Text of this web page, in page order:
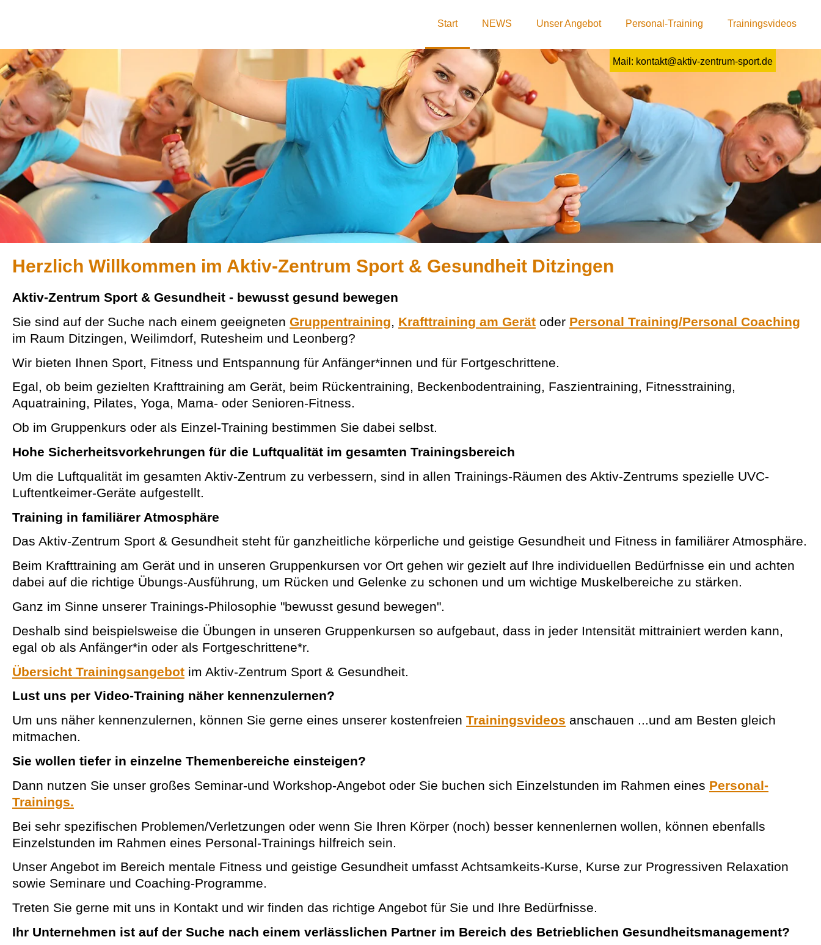
Start NEWS Unser Angebot Personal-Training
Trainingsvideos
Mail: kontakt@aktiv-zentrum-sport.de
Herzlich Willkommen im Aktiv-Zentrum Sport & Gesundheit Ditzingen
Aktiv-Zentrum Sport & Gesundheit - bewusst gesund bewegen
Sie sind auf der Suche nach einem geeigneten Gruppentraining, Krafttraining am Gerät oder Personal Training/Personal Coaching
im Raum Ditzingen, Weilimdorf, Rutesheim und Leonberg?
Wir bieten Ihnen Sport, Fitness und Entspannung für Anfänger*innen und für Fortgeschrittene.
Egal, ob beim gezielten Krafttraining am Gerät, beim Rückentraining, Beckenbodentraining, Faszientraining, Fitnesstraining,
Aquatraining, Pilates, Yoga, Mama- oder Senioren-Fitness.
Ob im Gruppenkurs oder als Einzel-Training bestimmen Sie dabei selbst.
Hohe Sicherheitsvorkehrungen für die Luftqualität im gesamten Trainingsbereich
Um die Luftqualität im gesamten Aktiv-Zentrum zu verbessern, sind in allen Trainings-Räumen des Aktiv-Zentrums spezielle UVC-
Luftentkeimer-Geräte aufgestellt.
Training in familiärer Atmosphäre
Das Aktiv-Zentrum Sport & Gesundheit steht für ganzheitliche körperliche und geistige Gesundheit und Fitness in familiärer Atmosphäre.
Beim Krafttraining am Gerät und in unseren Gruppenkursen vor Ort gehen wir gezielt auf Ihre individuellen Bedürfnisse ein und achten
dabei auf die richtige Übungs-Ausführung, um Rücken und Gelenke zu schonen und um wichtige Muskelbereiche zu stärken.
Ganz im Sinne unserer Trainings-Philosophie "bewusst gesund bewegen".
Deshalb sind beispielsweise die Übungen in unseren Gruppenkursen so aufgebaut, dass in jeder Intensität mittrainiert werden kann,
egal ob als Anfänger*in oder als Fortgeschrittene*r.
Übersicht Trainingsangebot im Aktiv-Zentrum Sport & Gesundheit.
Lust uns per Video-Training näher kennenzulernen?
Um uns näher kennenzulernen, können Sie gerne eines unserer kostenfreien Trainingsvideos anschauen ...und am Besten gleich
mitmachen.
Sie wollen tiefer in einzelne Themenbereiche einsteigen?
Dann nutzen Sie unser großes Seminar-und Workshop-Angebot oder Sie buchen sich Einzelstunden im Rahmen eines Personal-
Trainings.
Bei sehr spezifischen Problemen/Verletzungen oder wenn Sie Ihren Körper (noch) besser kennenlernen wollen, können ebenfalls
Einzelstunden im Rahmen eines Personal-Trainings hilfreich sein.
Unser Angebot im Bereich mentale Fitness und geistige Gesundheit umfasst Achtsamkeits-Kurse, Kurse zur Progressiven Relaxation
sowie Seminare und Coaching-Programme.
Treten Sie gerne mit uns in Kontakt und wir finden das richtige Angebot für Sie und Ihre Bedürfnisse.
Ihr Unternehmen ist auf der Suche nach einem verlässlichen Partner im Bereich des Betrieblichen Gesundheitsmanagement?